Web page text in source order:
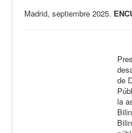
Madrid, septiembre 2025.
de
la